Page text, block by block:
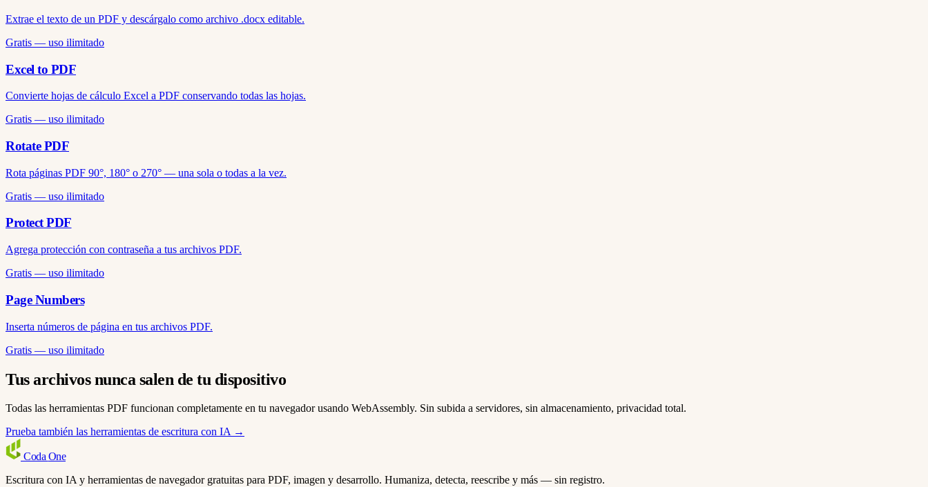
Extrae el texto de un PDF y descárgalo como archivo .docx editable.
Gratis — uso ilimitado
Excel to PDF
Convierte hojas de cálculo Excel a PDF conservando todas las hojas.
Gratis — uso ilimitado
Rotate PDF
Rota páginas PDF 90°, 180° o 270° — una sola o todas a la vez.
Gratis — uso ilimitado
Protect PDF
Agrega protección con contraseña a tus archivos PDF.
Gratis — uso ilimitado
Page Numbers
Inserta números de página en tus archivos PDF.
Gratis — uso ilimitado
Tus archivos nunca salen de tu dispositivo
Todas las herramientas PDF funcionan completamente en tu navegador usando WebAssembly. Sin subida a servidores, sin almacenamiento, privacidad total.
Prueba también las herramientas de escritura con IA →
Coda One
Escritura con IA y herramientas de navegador gratuitas para PDF, imagen y desarrollo. Humaniza, detecta, reescribe y más — sin registro.